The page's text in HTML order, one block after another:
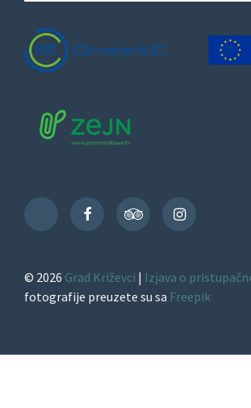
TikTok
FacebookTripAdvisorInstagram
© 2026 Grad Križevci | Izjava o
fotografije preuzete su sa Freepik